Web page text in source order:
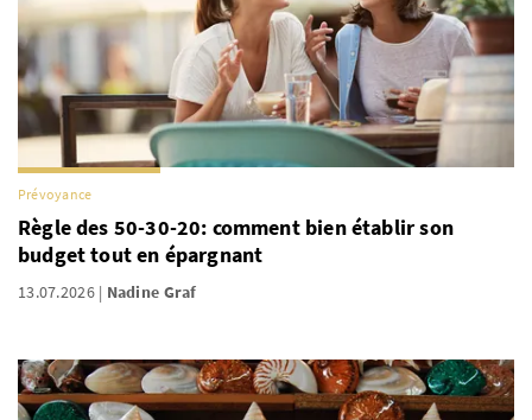
Prévoyance
Règle des 50-30-20: comment bien établir son
budget tout en épargnant
13.07.2026 Nadine Graf